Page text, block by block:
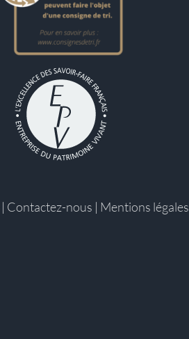
| Contactez-nous | Mentions légales